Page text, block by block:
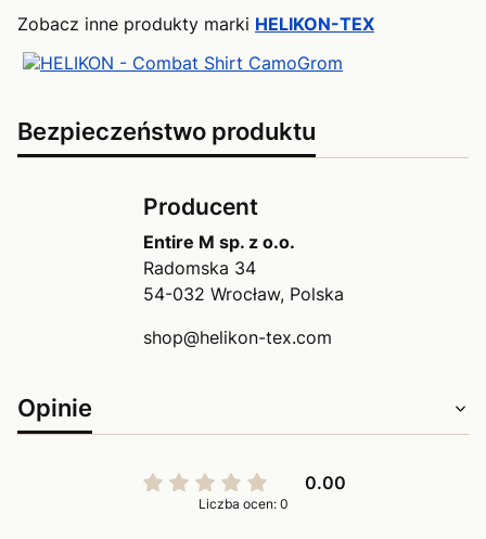
Zobacz inne produkty marki HELIKON-TEX
Bezpieczeństwo produktu
Producent
Entire M sp. z o.o.
Radomska 34
54-032 Wrocław, Polska
shop@helikon-tex.com
Opinie
0.00
Liczba ocen: 0